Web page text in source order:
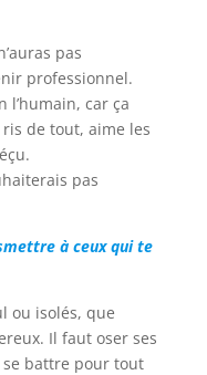
pas
professionnel.
l’humain, car ça
de tout, aime les
pas
à ceux qui te
ou isolés, que
Il faut oser ses
battre pour tout